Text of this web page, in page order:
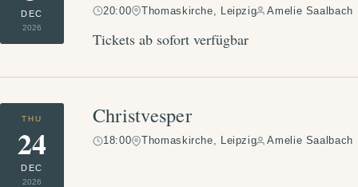
DEC
2026
20:00 Thomaskirche, Leipzig Amelie Saalbach
Tickets ab sofort verfügbar
THU
24
DEC
2026
Christvesper
18:00 Thomaskirche, Leipzig Amelie Saalbach